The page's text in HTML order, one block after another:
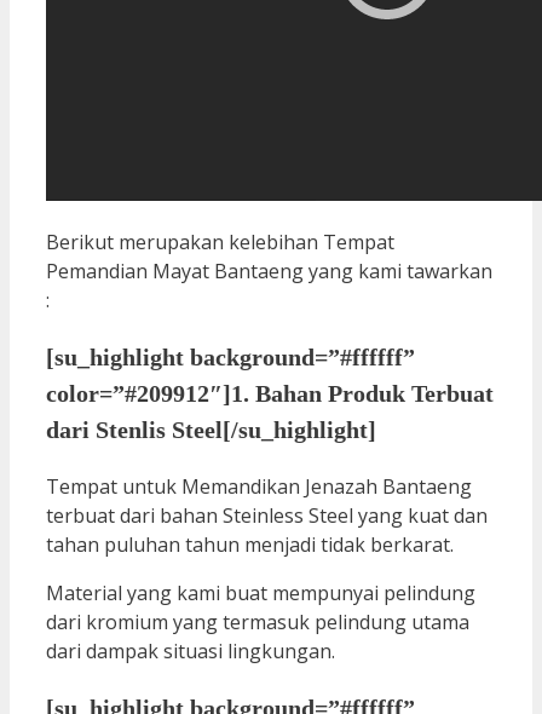
Berikut merupakan kelebihan Tempat
Pemandian Mayat Bantaeng yang kami tawarkan
:
[su_highlight background=”#ffffff”
color=”#209912″]1. Bahan Produk Terbuat
dari Stenlis Steel[/su_highlight]
Tempat untuk Memandikan Jenazah Bantaeng
terbuat dari bahan Steinless Steel yang kuat dan
tahan puluhan tahun menjadi tidak berkarat.
Material yang kami buat mempunyai pelindung
dari kromium yang termasuk pelindung utama
dari dampak situasi lingkungan.
[su_highlight background=”#ffffff”